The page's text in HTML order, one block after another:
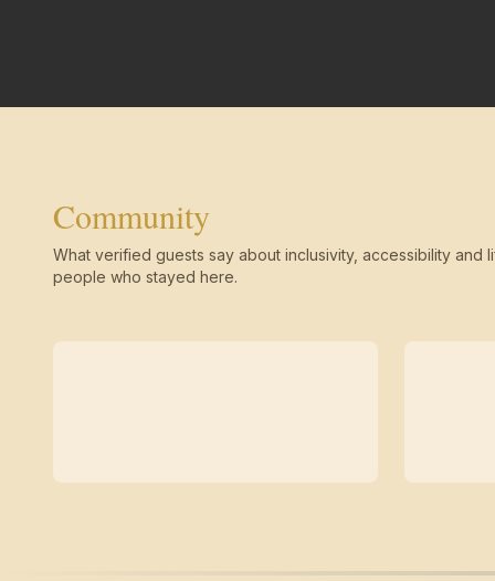
Community
What verified guests say about inclusivity, accessibility and
people who stayed here.